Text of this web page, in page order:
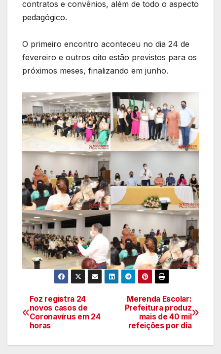
contratos e convênios, além de todo o aspecto
pedagógico.
O primeiro encontro aconteceu no dia 24 de
fevereiro e outros oito estão previstos para os
próximos meses, finalizando em junho.
Navegação
de
artigos
Merenda Escolar:
Prefeitura produz
mais de 40 mil
refeições por dia
Foz registra 24
novos casos de
Coronavírus em 24
horas